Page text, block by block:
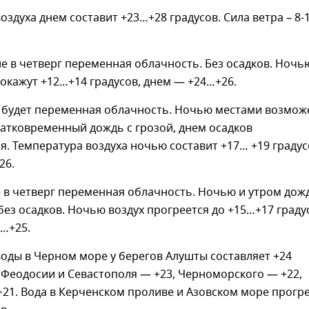
днем составит +23…+28 градусов. Сила ветра –
в четверг переменная облачность. Без осадков.
+12…+14 градусов, днем — +24…+26.
переменная облачность. Ночью местами
дождь с грозой, днем осадков
Температура воздуха ночью составит +17… +19
в четверг переменная облачность. Ночью и утром
осадков. Ночью воздух прогреется до +15…+17
в Черном море у берегов Алушты составляет +24
Феодосии и Севастополя — +23, Черноморского — +22,
Вода в Керченском проливе и Азовском море